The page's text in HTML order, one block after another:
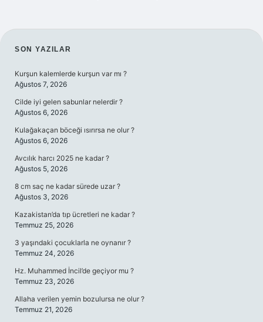
SIDEBAR
SON YAZILAR
Kurşun kalemlerde kurşun var mı ?
Ağustos 7, 2026
Cilde iyi gelen sabunlar nelerdir ?
Ağustos 6, 2026
Kulağakaçan böceği ısırırsa ne olur ?
Ağustos 6, 2026
Avcılık harcı 2025 ne kadar ?
Ağustos 5, 2026
8 cm saç ne kadar sürede uzar ?
Ağustos 3, 2026
Kazakistan’da tıp ücretleri ne kadar ?
Temmuz 25, 2026
3 yaşındaki çocuklarla ne oynanır ?
Temmuz 24, 2026
Hz. Muhammed İncil’de geçiyor mu ?
Temmuz 23, 2026
Allaha verilen yemin bozulursa ne olur ?
Temmuz 21, 2026